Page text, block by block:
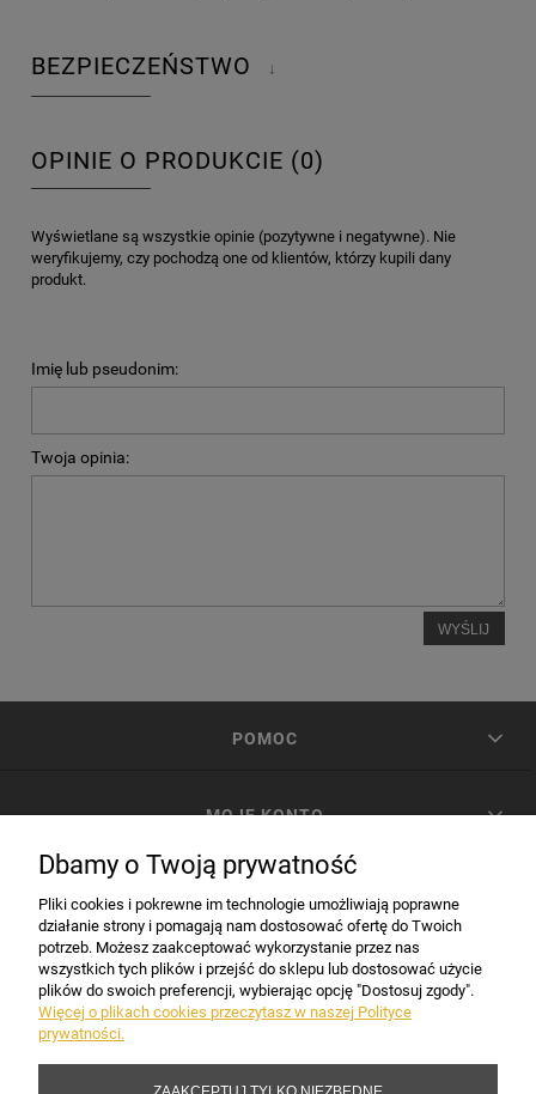
BEZPIECZEŃSTWO ↓
OPINIE O PRODUKCIE (0)
Wyświetlane są wszystkie opinie (pozytywne i negatywne). Nie
weryfikujemy, czy pochodzą one od klientów, którzy kupili dany
produkt.
Imię lub pseudonim:
Twoja opinia:
WYŚLIJ
POMOC
MOJE KONTO
INFORMACJE
Dbamy o Twoją prywatność
Pliki cookies i pokrewne im technologie umożliwiają poprawne
działanie strony i pomagają nam dostosować ofertę do Twoich
potrzeb. Możesz zaakceptować wykorzystanie przez nas
wszystkich tych plików i przejść do sklepu lub dostosować użycie
plików do swoich preferencji, wybierając opcję "Dostosuj zgody".
Więcej o plikach cookies przeczytasz w naszej Polityce
prywatności.
ZAAKCEPTUJ TYLKO NIEZBĘDNE